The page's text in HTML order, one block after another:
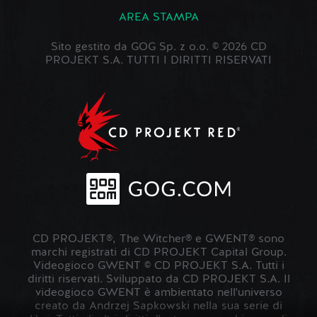
AREA STAMPA
Sito gestito da GOG Sp. z o.o. © 2026 CD
PROJEKT S.A. TUTTI I DIRITTI RISERVATI
CD PROJEKT®, The Witcher® e GWENT® sono
marchi registrati di CD PROJEKT Capital Group.
Videogioco GWENT © CD PROJEKT S.A. Tutti i
diritti riservati. Sviluppato da CD PROJEKT S.A. Il
videogioco GWENT è ambientato nell'universo
creato da Andrzej Sapkowski nella sua serie di